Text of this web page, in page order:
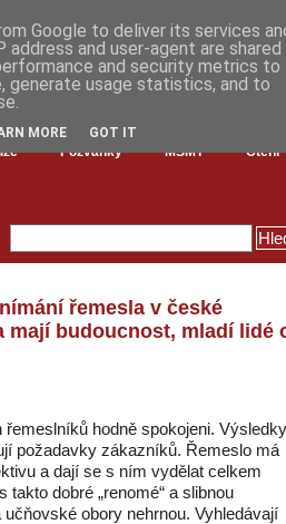
Pozvánky MŠMT Čtení
řemesla v české
mají budoucnost, mladí lidé
hodně spokojeni. Výsledky
požadavky zákazníků. Řemeslo má
a dají se s ním vydělat celkem
dobré „renomé“ a slibnou
obory nehrnou. Vyhledávají
Google to deliver its services
address and user-agent are shared
and security metrics to
generate usage statistics, and to
MORE GOT IT